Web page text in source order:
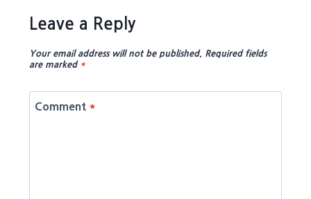
Leave a Reply
Your email address will not be published. Required fields
are marked *
Comment *